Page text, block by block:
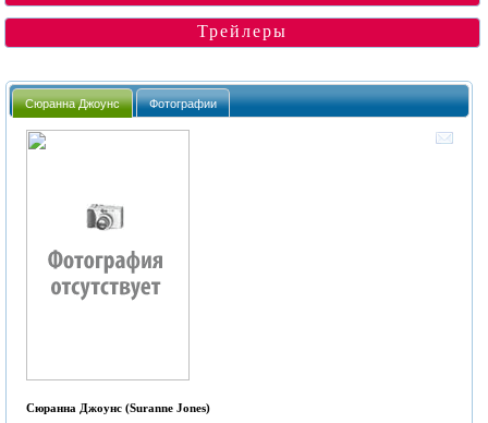
Трейлеры
Сюранна Джоунс Фотографии
Сюранна Джоунс (Suranne Jones)